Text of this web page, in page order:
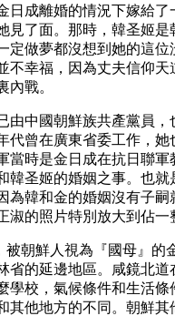
日成離婚的情況下嫁給
見了面。那時，韓圣姬
定做夢都沒想到她的這
不幸福，因為丈夫信仰
內戰。
中國朝鮮族共產黨員，
代曾在廣東省委工作，
當時是金日成在抗日聯
韓圣姬的婚姻之事。也
為韓和金的婚姻沒有子
淑的照片特別放大到佔一
朝鮮人視為『國母』的
省的延邊地區。咸鏡北
學校，氣候條件和生活
其他地方的不同。朝鮮